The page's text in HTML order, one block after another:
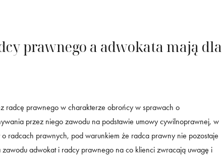
prawnego a adwokata mają dla
radcę prawnego w charakterze obrońcy w sprawach o
przez niego zawodu na podstawie umowy cywilnoprawnej, w
radcach prawnych, pod warunkiem że radca prawny nie pozostaje
adwokat i radcy prawnego na co klienci zwracają uwagę i